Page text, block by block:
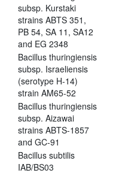
subsp. Kurstaki
strains ABTS 351,
PB 54, SA 11, SA12
and EG 2348
Bacillus thuringiensis
subsp. Israeliensis
(serotype H-14)
strain AM65-52
Bacillus thuringiensis
subsp. Aizawai
strains ABTS-1857
and GC-91
Bacillus subtilis
IAB/BS03